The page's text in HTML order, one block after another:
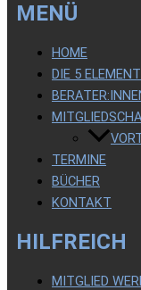
MENÜ
HOME
DIE 5
TERMINE
BÜCHER
KONTAKT
HILFREICH
MITGLIED